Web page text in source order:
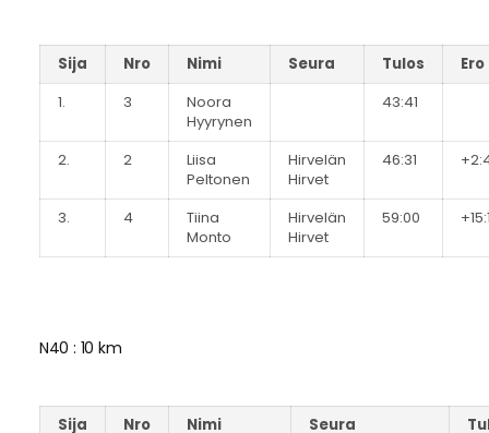
Sija Nro Nimi Seura Tulos
Ero
1.
3
Noora
Hyyrynen
43:41
2. 2
Liisa
Peltonen
Hirvelän
Hirvet
46:31
3. 4
Tiina
Monto
Hirvelän
Hirvet
59:00
N40 : 10 km
Sija Nro Nimi Seura